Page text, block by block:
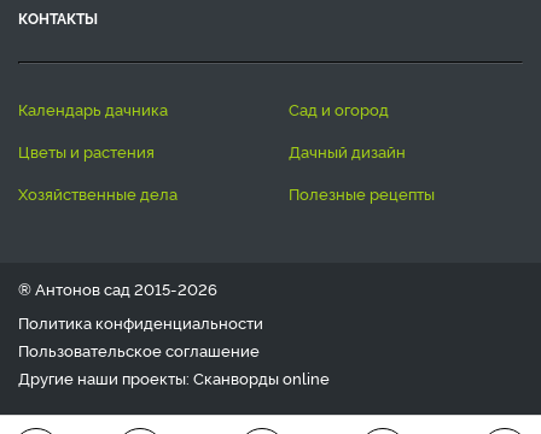
КОНТАКТЫ
календарь дачника
сад и огород
цветы и растения
дачный дизайн
хозяйственные дела
полезные рецепты
® Антонов сад 2015-2026
Политика конфиденциальности
Пользовательское соглашение
Другие наши проекты: Сканвордыonline
Любое использование материала допускается только с